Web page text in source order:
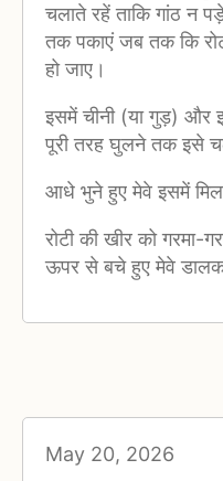
चलाते रहें ताकि गांठ न
तक पकाएं जब तक कि
हो जाए।
इसमें चीनी (या गुड़) और
पूरी तरह घुलने तक इसे
आधे भुने हुए मेवे इसमें
रोटी की खीर को गरमा-
ऊपर से बचे हुए मेवे
May 20, 2026